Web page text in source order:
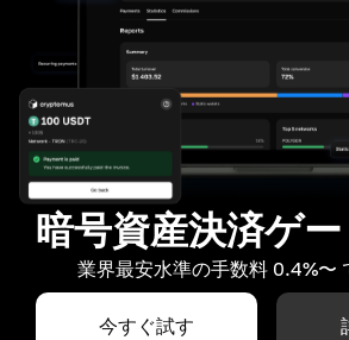
暗号資産決済ゲ
業界最安水準の手数料 0.4%〜
今すぐ試す